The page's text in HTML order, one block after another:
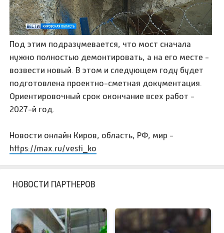
Под этим подразумевается, что мост сначала
нужно полностью демонтировать, а на его месте -
возвести новый. В этом и следующем году будет
подготовлена проектно-сметная документация.
Ориентировочный срок окончание всех работ -
2027-й год.
Новости онлайн Киров, область, РФ, мир -
https://max.ru/vesti_ko
НОВОСТИ ПАРТНЕРОВ